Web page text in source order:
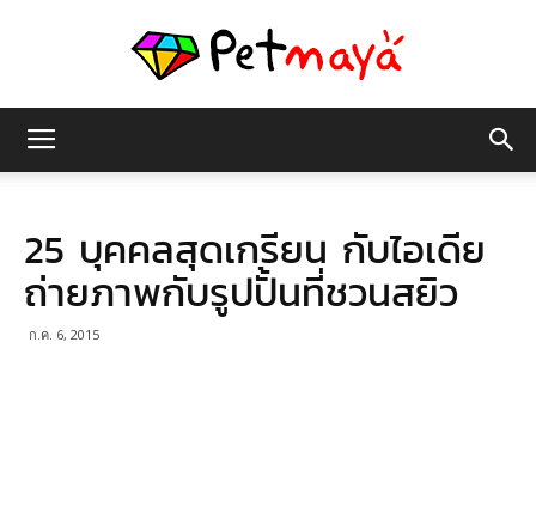
มายา
25 บุคคลสุดเกรียน กับไอเดีย
ถ่ายภาพกับรูปปั้นที่ชวนสยิว
ก.ค. 6, 2015